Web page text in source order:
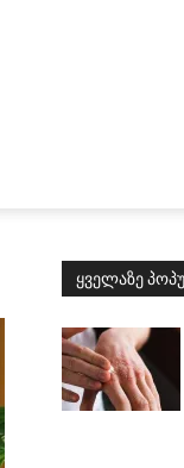
ყველაზე